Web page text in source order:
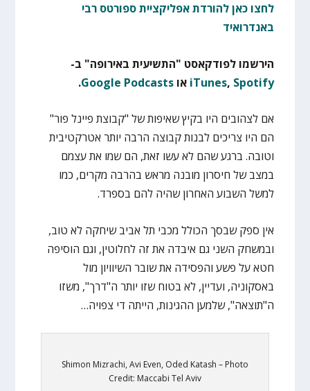
לחצו כאן להורדת אפליקציית ספורטס רבי
באנדרואיד
הירשמו לפודקאסט "התשיעית באירופה" ב-
iTunes, Spotify אוGoogle Podcasts
.
אם לצהובים היו בקיץ שאיפות של "קבוצת פיינל פור"
הם היו צריכים לבנות קבוצה הרבה יותר אטרקטיבית
וטובה. ברגע שהם לא עשו זאת, הם שמו את עצמם
במצב של חיסרון מובנה מראש בהרבה מקרים, כמו
למשל השבוע האחרון שהיה להם בספרד.
אין ספק שבסך הכולל מכבי תל אביב שיחקה לא טוב,
ובמשחק השני גם איבדה את זה לחלוטין, וגם הוסיפה
חטא על פשע והפסידה את שובר השיוויון מול
באסקוניה, ועדיין, לא בטוח שזו יותר ה"דרך", משזו
ה"תוצאה", שלמען ההגינות, הייתה די צפויה…
Shimon Mizrachi, Avi Even, Oded Katash – Photo
Credit: Maccabi Tel Aviv